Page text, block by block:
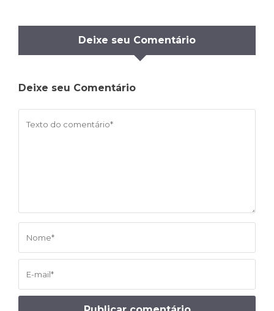
Deixe seu Comentário
Deixe seu Comentário